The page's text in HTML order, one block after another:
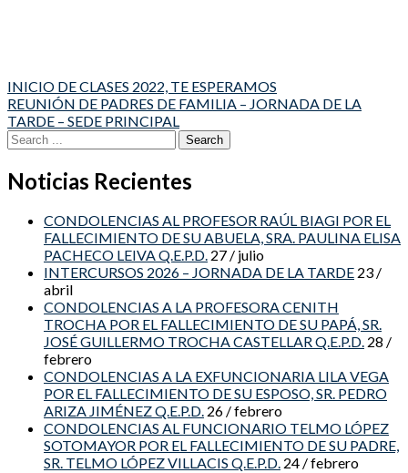
Post
navigation
INICIO DE CLASES 2022, TE ESPERAMOS
REUNIÓN DE PADRES DE FAMILIA – JORNADA DE LA
TARDE – SEDE PRINCIPAL
Search
for:
Noticias Recientes
CONDOLENCIAS AL PROFESOR RAÚL BIAGI POR EL
FALLECIMIENTO DE SU ABUELA, SRA. PAULINA ELISA
PACHECO LEIVA Q.E.P.D. 27 / julio
INTERCURSOS 2026 – JORNADA DE LA TARDE 23 /
abril
CONDOLENCIAS A LA PROFESORA CENITH
TROCHA POR EL FALLECIMIENTO DE SU PAPÁ, SR.
JOSÉ GUILLERMO TROCHA CASTELLAR Q.E.P.D. 28 /
febrero
CONDOLENCIAS A LA EXFUNCIONARIA LILA VEGA
POR EL FALLECIMIENTO DE SU ESPOSO, SR. PEDRO
ARIZA JIMÉNEZ Q.E.P.D. 26 / febrero
CONDOLENCIAS AL FUNCIONARIO TELMO LÓPEZ
SOTOMAYOR POR EL FALLECIMIENTO DE SU PADRE,
SR. TELMO LÓPEZ VILLACIS Q.E.P.D. 24 / febrero